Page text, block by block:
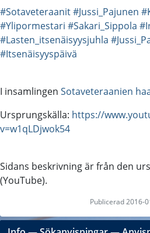
#Sotaveteraanit#Jussi_Pajunen
#Ylipormestari #Sakari_Sippola
#Lasten_itsenäisyysjuhla
#Itsenäisyyspäivä
I insamlingen Sotaveteraanien
Ursprungskälla: https://
v=w1qLDjwok54
Sidans beskrivning är från den
(YouTube).
Publicerad 2016-